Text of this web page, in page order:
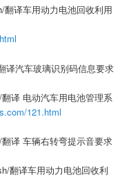
译车用动力电池回收利用
译汽车玻璃识别码信息要求
译 电动汽车用电池管理系
121.html
译 车辆右转弯提示音要求
翻译车用动力电池回收利